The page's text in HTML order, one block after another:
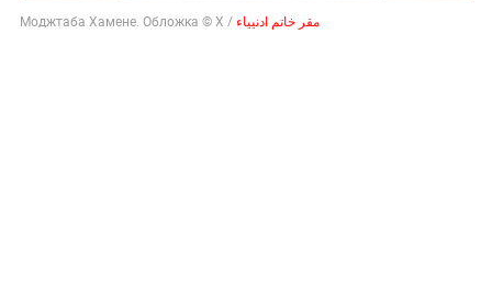
Моджтаба Хамене. Обложка © Х / مقر خاتم ادنيياء